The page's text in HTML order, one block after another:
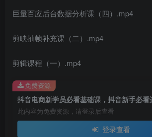
巨量百应后台数据分析课（四）.mp4
剪映抽帧补充课（二）.mp4
剪辑课程（一）.mp4
此内容为免费资源，请登录后查看
登录查看
免费资源